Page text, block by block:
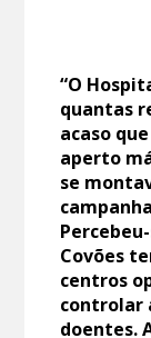
“O
quantas
acaso
aperto
se
Covões
centros
controlar
doentes.